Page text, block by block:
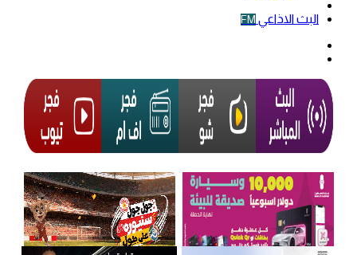
البث الاذاعي FM